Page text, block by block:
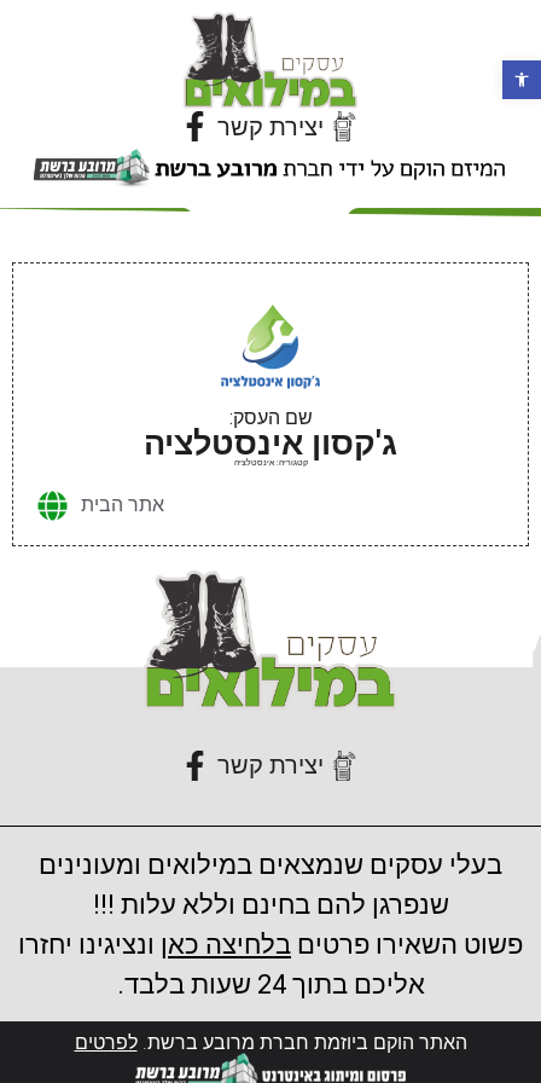
פתח סרגל נגישות
יצירת קשר
שם העסק:
ג'קסון אינסטלציה
קטגוריה: אינסטלציה
אתר הבית
יצירת קשר
בעלי עסקים שנמצאים במילואים ומעונינים
שנפרגן להם בחינם וללא עלות !!!
פשוט השאירו פרטים בלחיצה כאן ונציגינו יחזרו
אליכם בתוך 24 שעות בלבד.
האתר הוקם ביוזמת חברת מרובע ברשת.לפרטים